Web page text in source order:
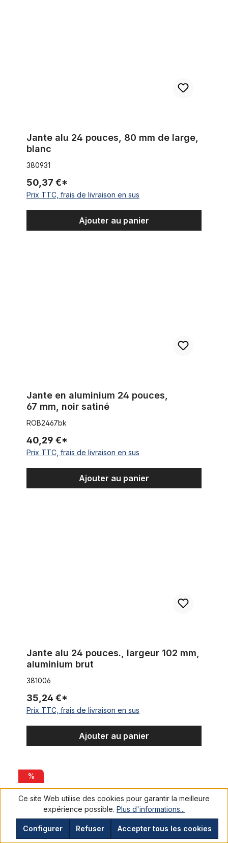
Jante alu 24 pouces, 80 mm de large,
blanc
380931
50,37 €*
Prix TTC, frais de livraison en sus
Ajouter au panier
Jante en aluminium 24 pouces,
67 mm, noir satiné
ROB2467bk
40,29 €*
Prix TTC, frais de livraison en sus
Ajouter au panier
Jante alu 24 pouces., largeur 102 mm,
aluminium brut
381006
35,24 €*
Prix TTC, frais de livraison en sus
Ajouter au panier
Jante en aluminium 24 pouces, 56 mm, noir
%
Ce site Web utilise des cookies pour garantir la meilleure
expérience possible. Plus d'informations...
Refuser
Configurer Accepter tous les cookies